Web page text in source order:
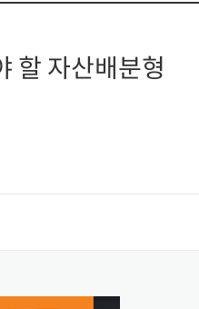
할 자산배분형